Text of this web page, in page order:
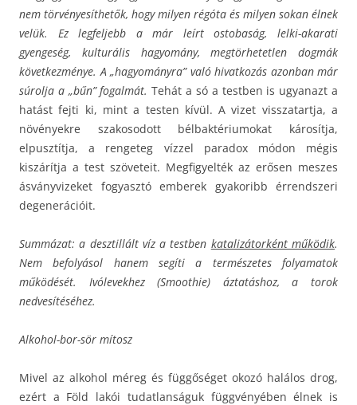
nem törvényesíthetők, hogy milyen régóta és milyen sokan élnek
velük. Ez legfeljebb a már leírt ostobaság, lelki-akarati
gyengeség, kulturális hagyomány, megtörhetetlen dogmák
következménye. A „hagyományra” való hivatkozás azonban már
súrolja a „bűn” fogalmát.Tehát a só a testben is ugyanazt a
hatást fejti ki, mint a testen kívül. A vizet visszatartja, a
növényekre szakosodott bélbaktériumokat károsítja,
elpusztítja, a rengeteg vízzel paradox módon mégis
kiszárítja a test szöveteit. Megfigyelték az erősen meszes
ásványvizeket fogyasztó emberek gyakoribb érrendszeri
degenerációit.
Summázat: a desztillált víz a testben katalizátorként működik.
Nem befolyásol hanem segíti a természetes folyamatok
működését. Ivólevekhez (Smoothie) áztatáshoz, a torok
nedvesítéséhez.
Alkohol-bor-sör mítosz
Mivel az alkohol méreg és függőséget okozó halálos drog,
ezért a Föld lakói tudatlanságuk függvényében élnek is